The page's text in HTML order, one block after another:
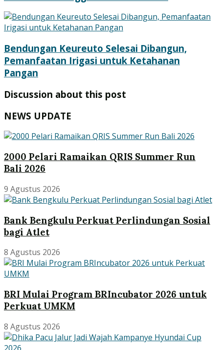
Bendungan Keureuto Selesai Dibangun,
Pemanfaatan Irigasi untuk Ketahanan
Pangan
Discussion about this post
NEWS UPDATE
2000 Pelari Ramaikan QRIS Summer Run
Bali 2026
9 Agustus 2026
Bank Bengkulu Perkuat Perlindungan Sosial
bagi Atlet
8 Agustus 2026
BRI Mulai Program BRIncubator 2026 untuk
Perkuat UMKM
8 Agustus 2026